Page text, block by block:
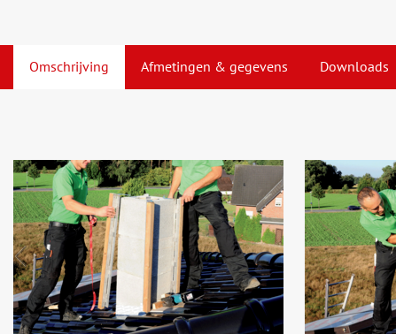
Omschrijving Afmetingen & gegevens Downloads